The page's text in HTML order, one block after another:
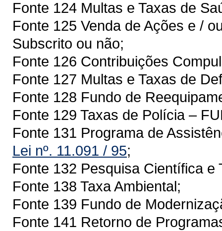
Fonte 124 Multas e Taxas de
Fonte 125 Venda de Ações e /
Subscrito ou não;
Fonte 126 Contribuições
Fonte 127 Multas e Taxas de
Fonte 128 Fundo de
Fonte 129 Taxas de Polícia –
Fonte 131 Programa de
Lei nº. 11.091 / 95;
Fonte 132 Pesquisa Científica e
Fonte 138 Taxa Ambiental;
Fonte 139 Fundo de
Fonte 141 Retorno de